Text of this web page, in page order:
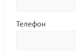
Телефон